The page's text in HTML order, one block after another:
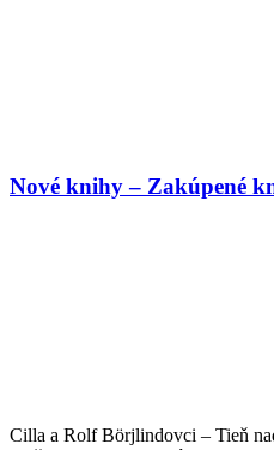
Nové knihy – Zakúpené
Cilla a Rolf Börjlindovci – Tieň